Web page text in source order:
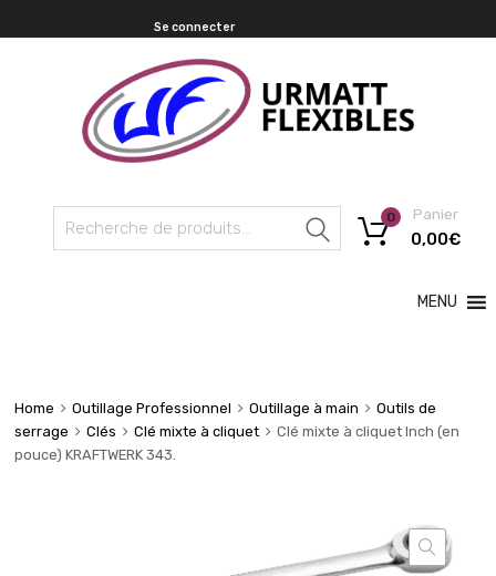
Se connecter
Recherche
Panier
0,00€
0
MENU
Home Outillage Professionnel Outillage à main
Outils de
serrage
Clés Clé mixte à cliquet
Clé mixte à cliquet Inch (en
pouce) KRAFTWERK 343.